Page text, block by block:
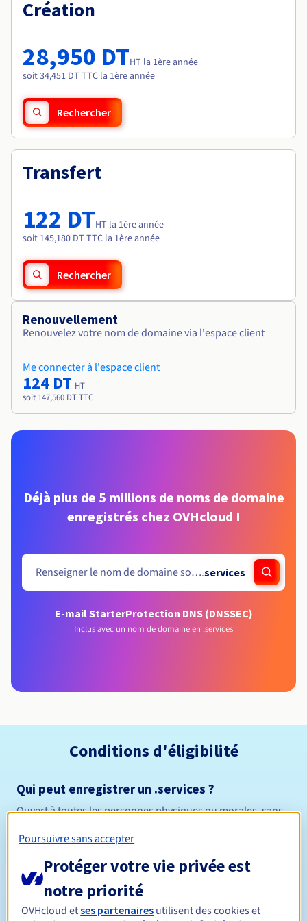
Tarifs
Roadmap & Changelog
Roadmap & Changelog
Création
28,950 DTHT la 1ère année
soit 34,451 DT TTC la 1ère année
Rechercher
Transfert
122 DTHT la 1ère année
soit 145,180 DT TTC la 1ère année
Rechercher
Renouvellement
Renouvelez votre nom de domaine via l'espace client
Me connecter à l'espace client
124 DT HT
soit 147,560 DT TTC
Déjà plus de 5 millions de noms de domaine
enregistrés chez OVHcloud !
.services
E-mail StarterProtection DNS (DNSSEC)
Inclus avec un nom de domaine en .services
Conditions d'éligibilité
Qui peut enregistrer un .services ?
Ouvert à toutes les personnes physiques ou morales, sans
Durée de réservation
Poursuivre sans accepter
Protéger votre vie privée est
notre priorité
OVHcloud etses partenaires utilisent des cookies et